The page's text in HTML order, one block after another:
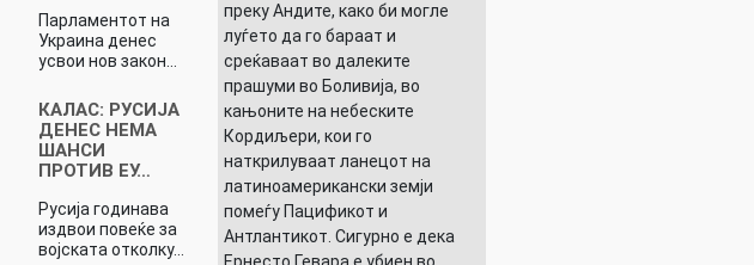
Парламентот на
Украина денес
усвои нов закон…
КАЛАС: РУСИЈА
ДЕНЕС НЕМА
ШАНСИ
ПРОТИВ ЕУ…
Русија годинава
издвои повеќе за
војската отколку…
преку Андите, како би могле
луѓето да го бараат и
среќаваат во далеките
прашуми во Боливија, во
кањоните на небеските
Кордиљери, кои го
наткрилуваат ланецот на
латиноамерикански земји
помеѓу Пацификот и
Антлантикот. Сигурно е дека